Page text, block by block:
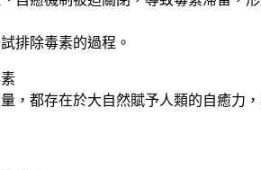
排除毒素的過程。
，都存在於大自然賦予人類的自癒力